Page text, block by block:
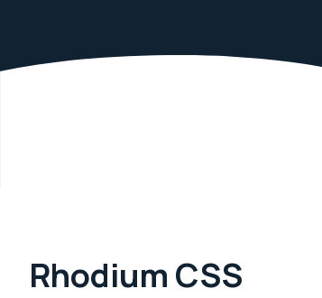
Rhodium CSS